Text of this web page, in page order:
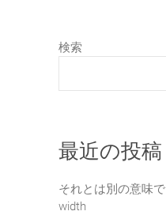
検索
最近の投稿
それとは別の意味で
width